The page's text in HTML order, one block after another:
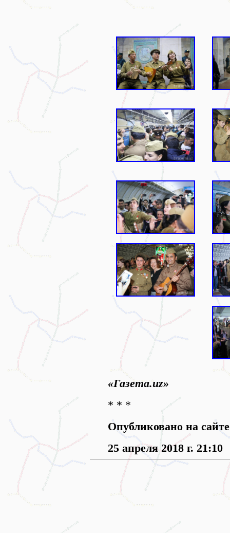
«Газета.uz»
* * *
Опубликовано на
25 апреля 2018 г. 21:10